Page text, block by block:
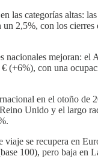
las categorías altas:
un 2,5%, con los cierres
nacionales mejoran: el
(+6%), con una
en el otoño de
Unido y el largo
viaje se recupera en
100), pero baja en